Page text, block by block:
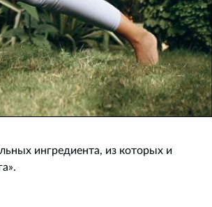
ингредиента, из которых и